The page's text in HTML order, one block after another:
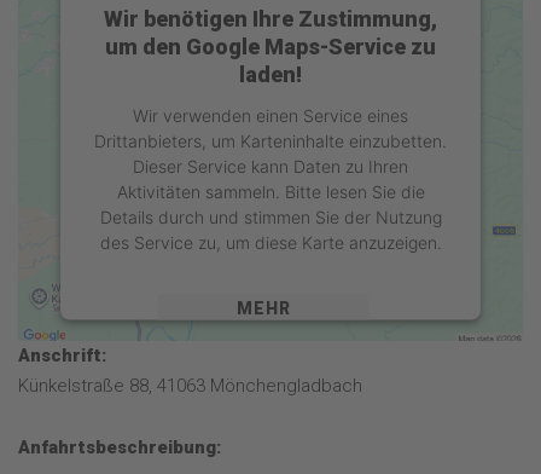
Wir benötigen Ihre Zustimmung,
um den Google Maps-Service zu
laden!
Wir verwenden einen Service eines
Drittanbieters, um Karteninhalte einzubetten.
Dieser Service kann Daten zu Ihren
Aktivitäten sammeln. Bitte lesen Sie die
Details durch und stimmen Sie der Nutzung
des Service zu, um diese Karte anzuzeigen.
MEHR
INFORMATIONEN
AKZEPTIEREN
Management Platform
Anschrift:
Künkelstraße 88, 41063 Mönchengladbach
Anfahrtsbeschreibung: